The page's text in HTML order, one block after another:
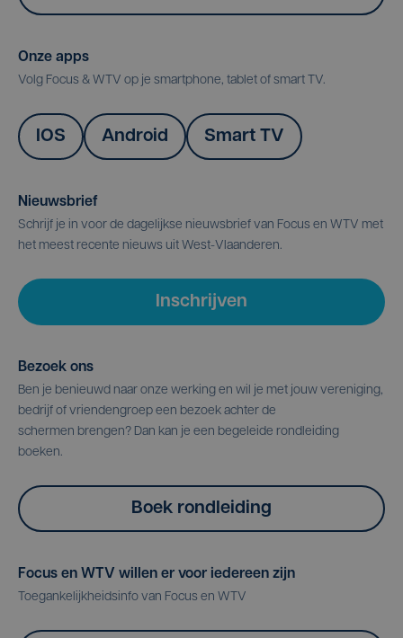
Onze apps
Volg Focus & WTV op je smartphone, tablet of smart TV.
IOS Android Smart TV
Nieuwsbrief
Schrijf je in voor de dagelijkse nieuwsbrief van Focus en WTV met
het meest recente nieuws uit West-Vlaanderen.
Inschrijven
Bezoek ons
Ben je benieuwd naar onze werking en wil je met jouw vereniging,
bedrijf of vriendengroep een bezoek achter de
schermen brengen? Dan kan je een begeleide rondleiding
boeken.
Boek rondleiding
Focus en WTV willen er voor iedereen zijn
Toegankelijkheidsinfo van Focus en WTV